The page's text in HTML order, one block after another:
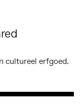
cultureel erfgoed.